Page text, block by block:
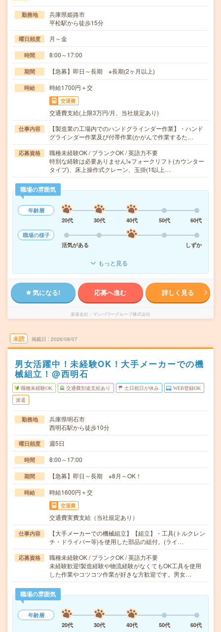
勤務地
兵庫県姫路市
平松駅から徒歩15分
曜日頻度 月～金
時間 8:00～17:00
期間 【急募】即日～長期 ※長期(2ヶ月以上)
時給 時給1700円＋交
交通費
交通費支給(上限3万円/月、当社規定あり)
仕事内容
【製造業の工場内でのハンドグラインダー作業】・ハンド
グラインダー作業及び付帯作業(かがんで作業するた…
応募資格
職種未経験OK / ブランクOK / 英語力不要
特別な経験は必要ありません!※フォークリフト(カウンター
タイプ)、床上操作式クレーン、玉掛(1t以上…
職場の雰囲気
年齢層
20代
30代 40代 50代
60代
職場の様子
活気がある
しずか
もっと見る
気になる! 応募へ進む 詳しく見る
派遣会社 マンパワーグループ株式会社
未読 掲載日 2026/08/07
男女活躍中！未経験OK！大手メーカーでの機
械組立！@西明石
職種未経験OK 交通費別途支給あり 土日祝日が休み WEB登録OK
派遣
勤務地
兵庫県明石市
西明石駅から徒歩10分
曜日頻度 週5日
時間 8:00～17:00
期間 【急募】即日～長期 ※8月～OK！
時給 時給1600円＋交
交通費
交通費実費支給（当社規定あり）
仕事内容
【大手メーカーでの機械組立】【組立】・工具(トルクレン
チ・ドライバー等)を使用した部品の組付。(ライ…
応募資格
職種未経験OK / ブランクOK / 英語力不要
未経験歓迎!製造経験や物流経験がなくてもOK工具を使用
した作業やコツコツ作業が好きな方歓迎です。男女…
職場の雰囲気
年齢層
20代
30代 40代 50代 60代